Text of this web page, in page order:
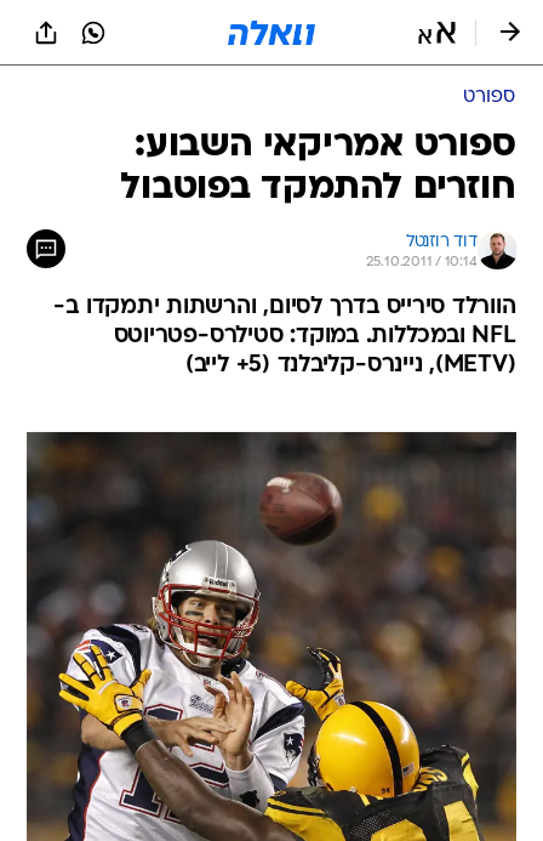
ספורט
ספורט אמריקאי השבוע:
חוזרים להתמקד בפוטבול
דוד רוזנטל
25.10.2011 / 10:14
הוורלד סירייס בדרך לסיום, והרשתות יתמקדו ב-
NFL ובמכללות. במוקד: סטילרס-פטריוטס
(METV), ניינרס-קליבלנד (5+ לייב)